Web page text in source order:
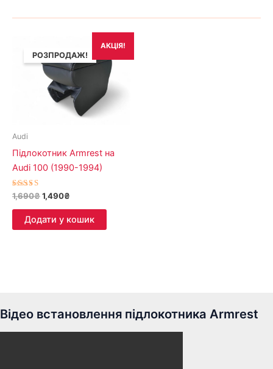
АКЦІЯ!
РОЗПРОДАЖ!
Audi
Підлокотник Armrest на
Audi 100 (1990-1994)
Оцінено в
5.00
з 5
1,690₴
ціна:
1,690₴.
1,490₴
ціна:
1,490₴.
Додати у кошик
Відео встановлення підлокотника Armrest